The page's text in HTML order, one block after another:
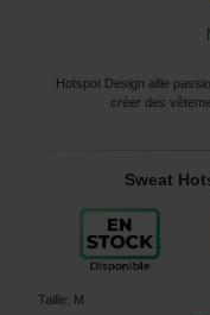
Hotspot Design allie
créer des
Sweat
Taille: M